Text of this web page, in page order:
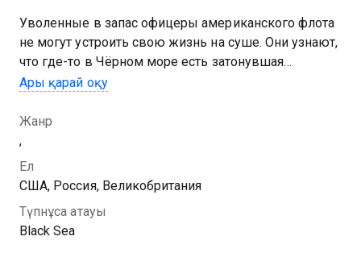
Уволенные в запас офицеры американского флота
не могут устроить свою жизнь на суше. Они узнают,
что где-то в Чёрном море есть затонувшая
субмарина с золотом, и отправляются на старой
Ары қарай оқу
Жанр
,
Ел
США, Россия, Великобритания
Түпнұсқа атауы
Black Sea